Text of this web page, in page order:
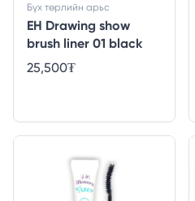
EH Drawing show
brush liner 01 black
Бүх төрлийн арьс
25,500₮